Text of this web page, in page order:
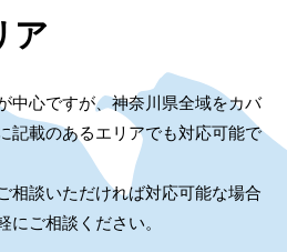
ア
中心ですが、神奈川県全域をカバ
記載のあるエリアでも対応可能で
相談いただければ対応可能な場合
にご相談ください。